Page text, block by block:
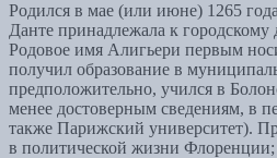
Родился в мае (или июне) 1265
Данте принадлежала к
Родовое имя Алигьери первым
получил образование в
предположительно, учился в
менее достоверным сведениям, в
также Парижский университет).
в политической жизни Флоренции;